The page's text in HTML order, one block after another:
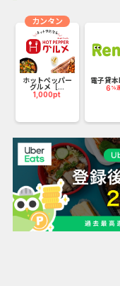
なんと！新幹線や飛
しれません！
シートタイプや車両
るので、
す！
◆おすすめポイント
1．リピート率は30
払い！
2．日本最大級の高
ホットペッパー
グルメ［...
1,000pt
カンタン
電子貸
6 %